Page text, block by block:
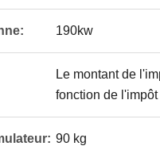
190kw
Le montant de
fonction de
90 kg